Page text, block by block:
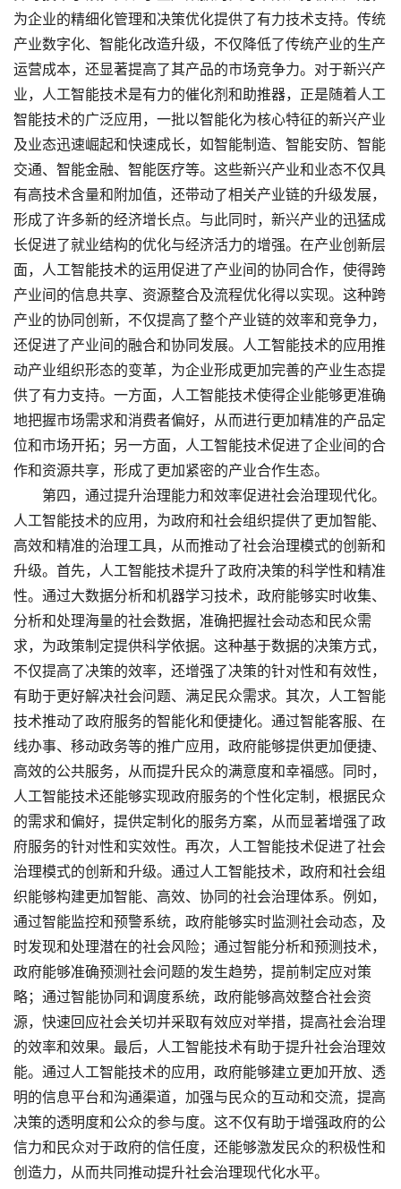
为企业的精细化管理和决策优化提供了有力技术支持。传统
产业数字化、智能化改造升级，不仅降低了传统产业的生产
运营成本，还显著提高了其产品的市场竞争力。对于新兴产
业，人工智能技术是有力的催化剂和助推器，正是随着人工
智能技术的广泛应用，一批以智能化为核心特征的新兴产业
及业态迅速崛起和快速成长，如智能制造、智能安防、智能
交通、智能金融、智能医疗等。这些新兴产业和业态不仅具
有高技术含量和附加值，还带动了相关产业链的升级发展，
形成了许多新的经济增长点。与此同时，新兴产业的迅猛成
长促进了就业结构的优化与经济活力的增强。在产业创新层
面，人工智能技术的运用促进了产业间的协同合作，使得跨
产业间的信息共享、资源整合及流程优化得以实现。这种跨
产业的协同创新，不仅提高了整个产业链的效率和竞争力，
还促进了产业间的融合和协同发展。人工智能技术的应用推
动产业组织形态的变革，为企业形成更加完善的产业生态提
供了有力支持。一方面，人工智能技术使得企业能够更准确
地把握市场需求和消费者偏好，从而进行更加精准的产品定
位和市场开拓；另一方面，人工智能技术促进了企业间的合
作和资源共享，形成了更加紧密的产业合作生态。
第四，通过提升治理能力和效率促进社会治理现代化。
人工智能技术的应用，为政府和社会组织提供了更加智能、
高效和精准的治理工具，从而推动了社会治理模式的创新和
升级。首先，人工智能技术提升了政府决策的科学性和精准
性。通过大数据分析和机器学习技术，政府能够实时收集、
分析和处理海量的社会数据，准确把握社会动态和民众需
求，为政策制定提供科学依据。这种基于数据的决策方式，
不仅提高了决策的效率，还增强了决策的针对性和有效性，
有助于更好解决社会问题、满足民众需求。其次，人工智能
技术推动了政府服务的智能化和便捷化。通过智能客服、在
线办事、移动政务等的推广应用，政府能够提供更加便捷、
高效的公共服务，从而提升民众的满意度和幸福感。同时，
人工智能技术还能够实现政府服务的个性化定制，根据民众
的需求和偏好，提供定制化的服务方案，从而显著增强了政
府服务的针对性和实效性。再次，人工智能技术促进了社会
治理模式的创新和升级。通过人工智能技术，政府和社会组
织能够构建更加智能、高效、协同的社会治理体系。例如，
通过智能监控和预警系统，政府能够实时监测社会动态，及
时发现和处理潜在的社会风险；通过智能分析和预测技术，
政府能够准确预测社会问题的发生趋势，提前制定应对策
略；通过智能协同和调度系统，政府能够高效整合社会资
源，快速回应社会关切并采取有效应对举措，提高社会治理
的效率和效果。最后，人工智能技术有助于提升社会治理效
能。通过人工智能技术的应用，政府能够建立更加开放、透
明的信息平台和沟通渠道，加强与民众的互动和交流，提高
决策的透明度和公众的参与度。这不仅有助于增强政府的公
信力和民众对于政府的信任度，还能够激发民众的积极性和
创造力，从而共同推动提升社会治理现代化水平。